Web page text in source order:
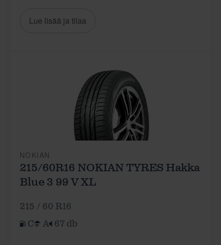
Lue lisää ja tilaa
NOKIAN
215/60R16 NOKIAN TYRES Hakka
Blue 3 99 V XL
215 / 60 R16
C
A 67 db